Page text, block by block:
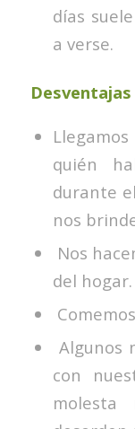
días
a verse.
Desventajas
quién
durante
nos
Nos
del hogar.
Algunos
con
molesta